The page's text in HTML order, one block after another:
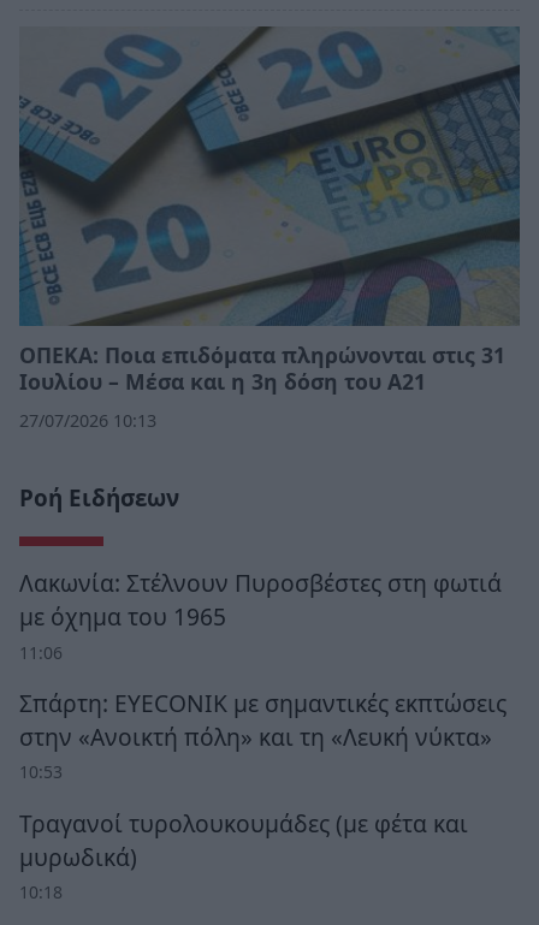
ΟΠΕΚΑ: Ποια επιδόματα πληρώνονται στις 31
Ιουλίου – Μέσα και η 3η δόση του Α21
27/07/2026 10:13
Ροή Ειδήσεων
Λακωνία: Στέλνουν Πυροσβέστες στη φωτιά
με όχημα του 1965
11:06
Σπάρτη: EYECONIK με σημαντικές εκπτώσεις
στην «Ανοικτή πόλη» και τη «Λευκή νύκτα»
10:53
Τραγανοί τυρολουκουμάδες (με φέτα και
μυρωδικά)
10:18